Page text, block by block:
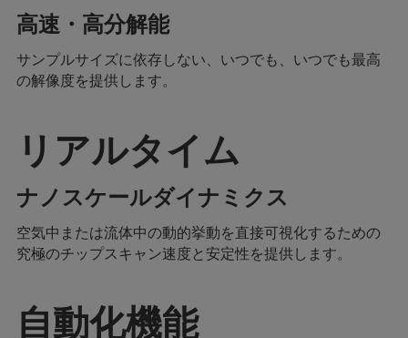
高速・高分解能
サンプルサイズに依存しない、いつでも、いつでも最高
の解像度を提供します。
リアルタイム
ナノスケールダイナミクス
空気中または流体中の動的挙動を直接可視化するための
究極のチップスキャン速度と安定性を提供します。
自動化機能